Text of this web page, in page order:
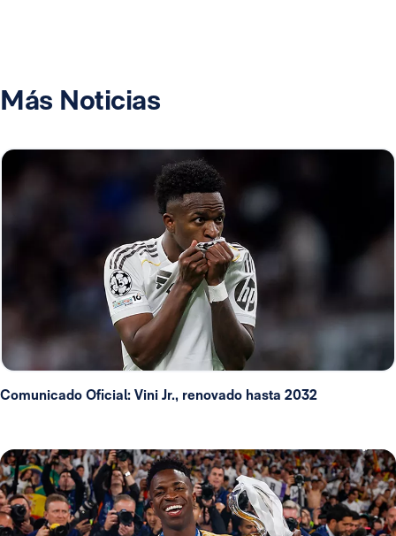
Más Noticias
Comunicado Oficial: Vini Jr., renovado hasta 2032